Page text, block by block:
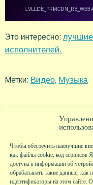
Чтобы обеспечить наилучшие
как файлы cookie, код сервисов
доступа к информации об
обрабатывать такие данные, как
идентификаторы на этом сайте.
Это интересно:
исполнителей.
Метки: Видео, Музыка